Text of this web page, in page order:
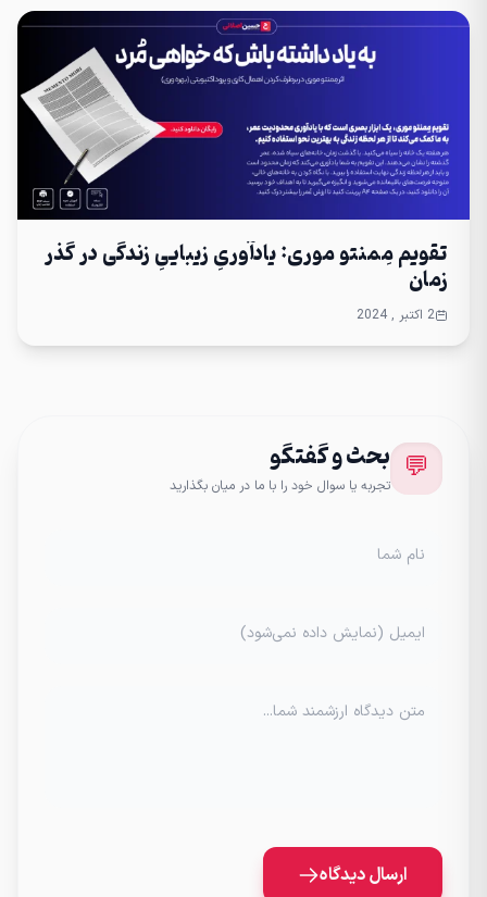
تقویم مِمنتو موری: یادآوریِ زیباییِ زندگی در گذر
زمان
2 اکتبر , 2024
💬 بحث و گفتگو
تجربه یا سوال خود را با ما در میان بگذارید
نام شما
ایمیل (نمایش داده نمی‌شود)
متن دیدگاه ارزشمند شما...
ارسال دیدگاه